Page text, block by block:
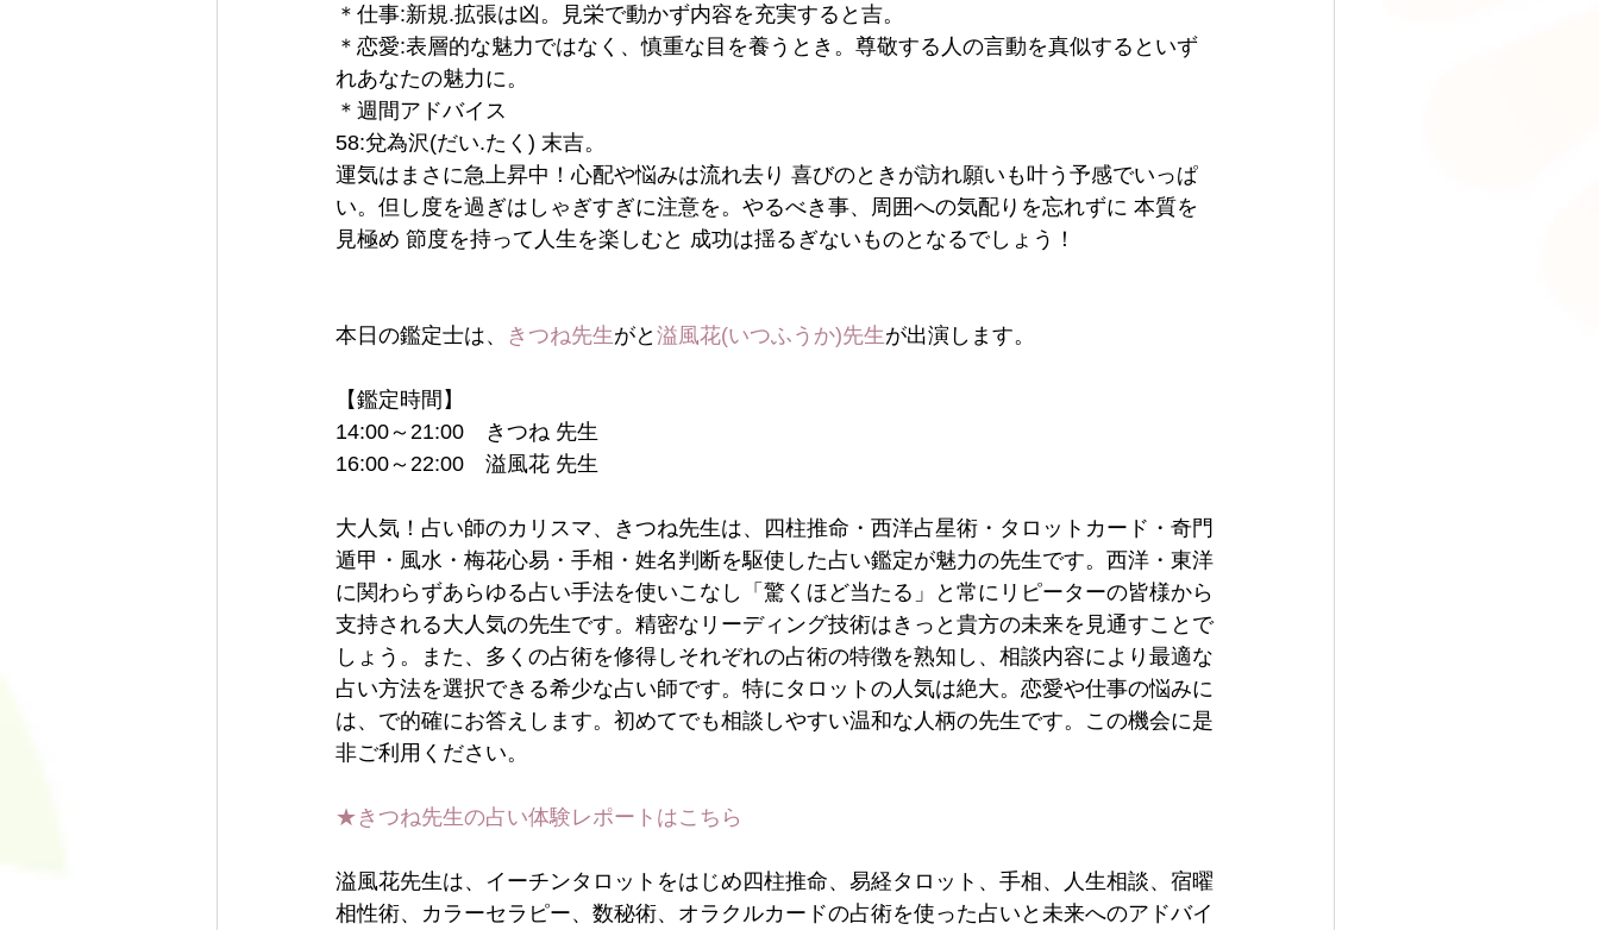
＊仕事:新規.拡張は凶。見栄で動かず内容を充実すると吉。
＊恋愛:表層的な魅力ではなく、慎重な目を養うとき。尊敬する人の言動を真似するといず
れあなたの魅力に。
＊週間アドバイス
58:兌為沢(だい.たく) 末吉。
運気はまさに急上昇中！心配や悩みは流れ去り 喜びのときが訪れ願いも叶う予感でいっぱ
い。但し度を過ぎはしゃぎすぎに注意を。やるべき事、周囲への気配りを忘れずに 本質を
見極め 節度を持って人生を楽しむと 成功は揺るぎないものとなるでしょう！
本日の鑑定士は、 きつね先生がと 溢風花(いつふうか)先生が出演します。
【鑑定時間】
14:00～21:00　きつね 先生
16:00～22:00　溢風花 先生
大人気！占い師のカリスマ、きつね先生は、四柱推命・西洋占星術・タロットカード・奇門
遁甲・風水・梅花心易・手相・姓名判断を駆使した占い鑑定が魅力の先生です。西洋・東洋
に関わらずあらゆる占い手法を使いこなし「驚くほど当たる」と常にリピーターの皆様から
支持される大人気の先生です。精密なリーディング技術はきっと貴方の未来を見通すことで
しょう。また、多くの占術を修得しそれぞれの占術の特徴を熟知し、相談内容により最適な
占い方法を選択できる希少な占い師です。特にタロットの人気は絶大。恋愛や仕事の悩みに
は、で的確にお答えします。初めてでも相談しやすい温和な人柄の先生です。この機会に是
非ご利用ください。
★きつね先生の占い体験レポートはこちら
溢風花先生は、イーチンタロットをはじめ四柱推命、易経タロット、手相、人生相談、宿曜
相性術、カラーセラピー、数秘術、オラクルカードの占術を使った占いと未来へのアドバイ